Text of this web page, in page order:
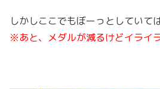
しかしここでもぼーっとしていて
※あと、メダルが減るけどイライ